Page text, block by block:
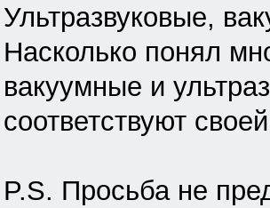
Ультразвуковые,
Насколько понял
вакуумные и
соответствуют
P.S. Просьба не